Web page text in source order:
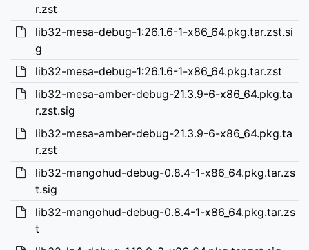
r.zst
lib32-mesa-debug-1:26.1.6-1-x86_64.pkg.tar.zst.si
g
lib32-mesa-debug-1:26.1.6-1-x86_64.pkg.tar.zst
lib32-mesa-amber-debug-21.3.9-6-x86_64.pkg.ta
r.zst.sig
lib32-mesa-amber-debug-21.3.9-6-x86_64.pkg.ta
r.zst
lib32-mangohud-debug-0.8.4-1-x86_64.pkg.tar.zs
t.sig
lib32-mangohud-debug-0.8.4-1-x86_64.pkg.tar.zs
t